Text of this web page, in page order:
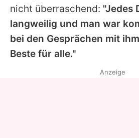
Utiq
nicht überraschend: "Jedes
langweilig und man war
bei den Gesprächen mit
Beste für alle."
Anzeige